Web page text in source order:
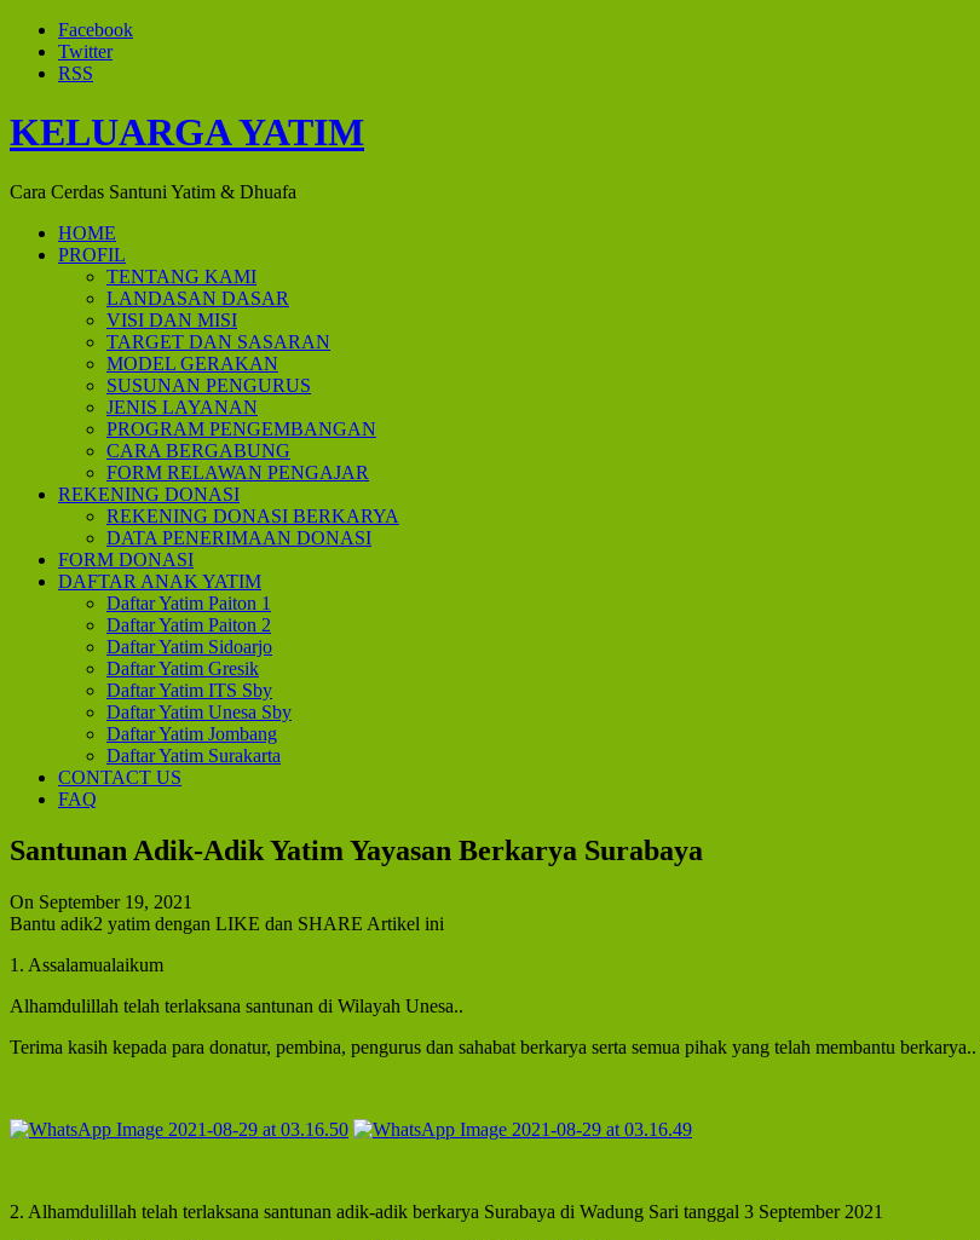
Facebook
Twitter
RSS
KELUARGA YATIM
Cara Cerdas Santuni Yatim & Dhuafa
HOME
PROFIL
TENTANG KAMI
LANDASAN DASAR
VISI DAN MISI
TARGET DAN SASARAN
MODEL GERAKAN
SUSUNAN PENGURUS
JENIS LAYANAN
PROGRAM PENGEMBANGAN
CARA BERGABUNG
FORM RELAWAN PENGAJAR
REKENING DONASI
REKENING DONASI BERKARYA
DATA PENERIMAAN DONASI
FORM DONASI
DAFTAR ANAK YATIM
Daftar Yatim Paiton 1
Daftar Yatim Paiton 2
Daftar Yatim Sidoarjo
Daftar Yatim Gresik
Daftar Yatim ITS Sby
Daftar Yatim Unesa Sby
Daftar Yatim Jombang
Daftar Yatim Surakarta
CONTACT US
FAQ
Santunan Adik-Adik Yatim Yayasan Berkarya Surabaya
On September 19, 2021
Bantu adik2 yatim dengan LIKE dan SHARE Artikel ini
1. Assalamualaikum
Alhamdulillah telah terlaksana santunan di Wilayah Unesa..
Terima kasih kepada para donatur, pembina, pengurus dan sahabat berkarya serta semua pihak yang telah membantu
2. Alhamdulillah telah terlaksana santunan adik-adik berkarya Surabaya di Wadung Sari tanggal 3 September 2021